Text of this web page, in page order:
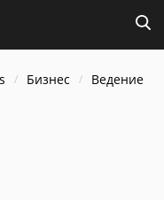
Бизнес
Ведение